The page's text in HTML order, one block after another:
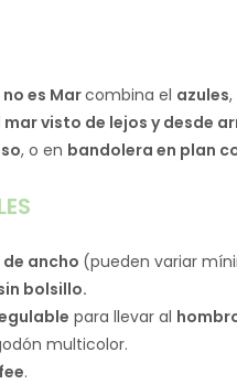
no es Marcombina el azules,
visto de lejos y desde
, o en bandolera en plan
ancho (pueden variar
bolsillo.
para llevar al
multicolor.
.